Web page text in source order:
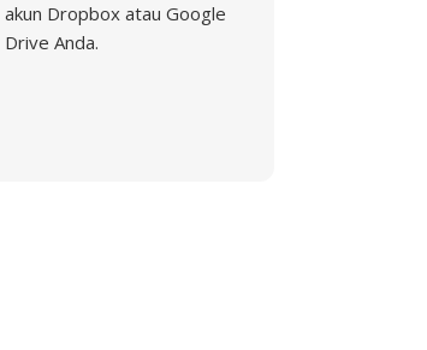
akun Dropbox atau Google
Drive Anda.